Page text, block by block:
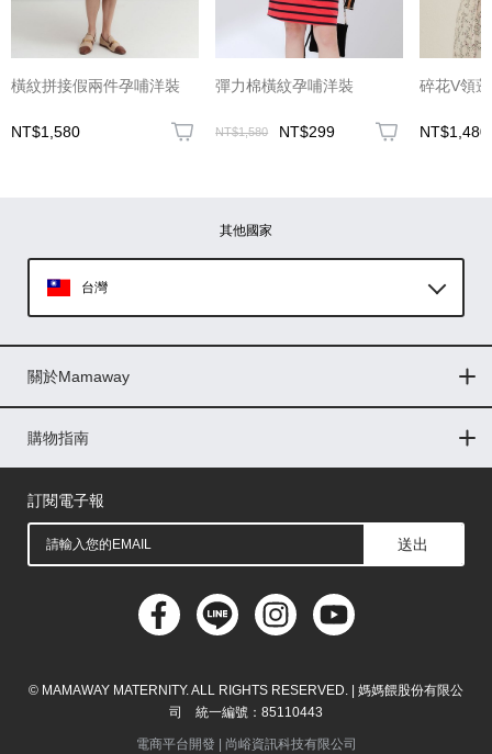
(圖片格式限jpg、jpeg)
橫紋拼接假兩件孕哺洋裝
NT$1,580
彈力棉橫紋孕哺洋裝
NT$1,580 NT$299
碎花V領
NT$1,480
其他國家
台灣
印尼
菲律賓
馬來西亞
關於Mamaway
門市據點
最新消息
品牌故事
人力招募
媒體花絮
隱私權聲明
CSR企業社會責任
購物指南
購物常見問題
退換貨問題
儲值金使用條款
購買儲值金
發票問題
會員權益
線上留言
吸乳器-免費體驗
訂閱電子報
送出
© MAMAWAY MATERNITY. ALL RIGHTS RESERVED. | 媽媽餵股份有限公
司 統一編號：85110443
電商平台開發 | 尚峪資訊科技有限公司